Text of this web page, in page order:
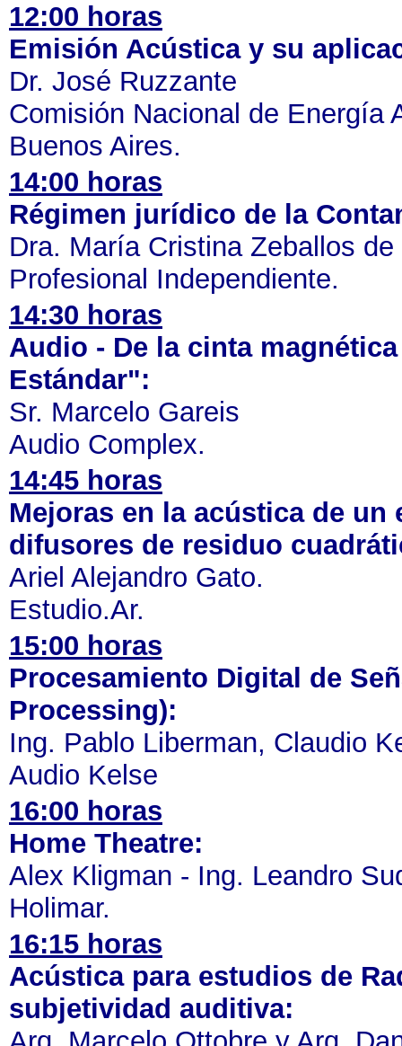
12:00 horas
Emisión Acústica y su
Dr. José Ruzzante
Comisión Nacional de Energía
Buenos Aires.
14:00 horas
Régimen jurídico de la
Dra. María Cristina Zeballos
Profesional Independiente.
14:30 horas
Audio - De la cinta
Estándar":
Sr. Marcelo Gareis
Audio Complex.
14:45 horas
Mejoras en la acústica de
difusores de residuo
Ariel Alejandro Gato.
Estudio.Ar.
15:00 horas
Procesamiento Digital de
Processing):
Ing. Pablo Liberman, Claudio
Audio Kelse
16:00 horas
Home Theatre:
Alex Kligman - Ing. Leandro
Holimar.
16:15 horas
Acústica para estudios de
subjetividad auditiva: